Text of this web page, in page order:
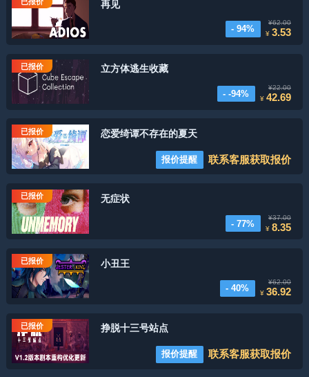
再见
- 94%
¥62.00
¥3.53
已报价 立方体逃生收藏
- -94%
¥22.00
¥42.69
已报价 恋爱绮谭不存在的夏天
报价提醒 联系客服获取报价
已报价 无症状
- 77%
¥37.00
¥8.35
已报价 小丑王
- 40%
¥62.00
¥36.92
已报价 挣脱十三号站点
报价提醒 联系客服获取报价